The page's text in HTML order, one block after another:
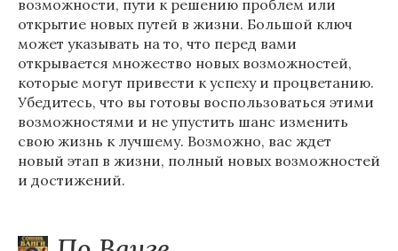
возможности, пути к решению проблем или
открытие новых путей в жизни. Большой ключ
может указывать на то, что перед вами
открывается множество новых возможностей,
которые могут привести к успеху и процветанию.
Убедитесь, что вы готовы воспользоваться этими
возможностями и не упустить шанс изменить
свою жизнь к лучшему. Возможно, вас ждет
новый этап в жизни, полный новых возможностей
и достижений.